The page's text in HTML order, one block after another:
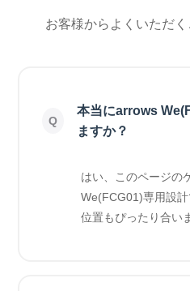
お客様からよくいただ
本当にarrows
ますか？
はい、このページの
We(FCG01)専用設
位置もぴったり合い